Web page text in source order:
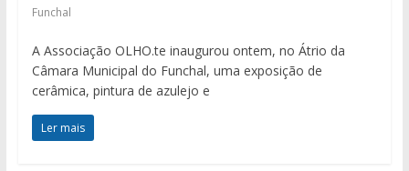
Funchal
A Associação OLHO.te inaugurou ontem, no Átrio da
Câmara Municipal do Funchal, uma exposição de
cerâmica, pintura de azulejo e
Ler mais